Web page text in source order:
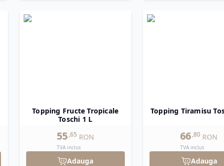
Topping Fructe Tropicale
Toschi 1 L
55,65 RON
TVA inclus
Adauga
Topping Tiramisu
66,80 RON
TVA inclus
Adauga